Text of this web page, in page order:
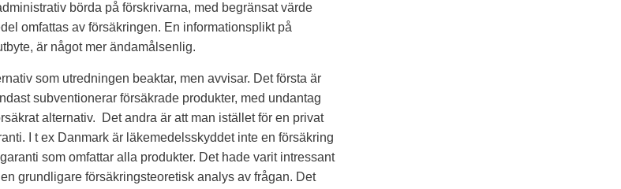
börda på förskrivarna, med begränsat värde
omfattas av försäkringen. En informationsplikt på
är något mer ändamålsenlig.
som utredningen beaktar, men avvisar. Det första är
subventionerar försäkrade produkter, med undantag
alternativ. Det andra är att man istället för en privat
I t ex Danmark är läkemedelsskyddet inte en försäkring
som omfattar alla produkter. Det hade varit intressant
grundligare försäkringsteoretisk analys av frågan. Det